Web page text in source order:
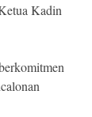
Kadin